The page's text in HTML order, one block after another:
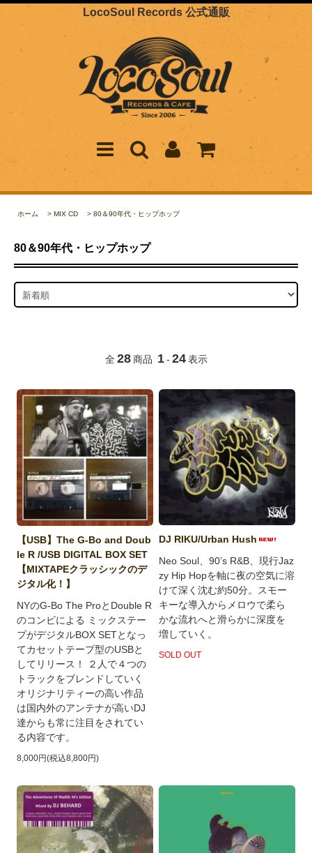
LocoSoul Records 公式通販
ホーム > MIX CD > 80＆90年代・ヒップホップ
80＆90年代・ヒップホップ
全 28 商品 1 - 24 表示
【USB】The G-Bo and Doub
le R /USB DIGITAL BOX SET
【MIXTAPEクラッシックのデ
ジタル化！】
NYのG-Bo The ProとDouble R
のコンビによる ミックステー
プがデジタルBOX SETとなっ
てカセットテープ型のUSBと
してリリース！ ２人で４つの
トラックをブレンドしていく
オリジナリティーの高い作品
は国内外のアンテナが高いDJ
達からも常に注目をされてい
る内容です。
8,000円(税込8,800円)
DJ RIKU/Urban Hush
Neo Soul、90’s R&B、現行Jaz
zy Hip Hopを軸に夜の空気に溶
けて深く沈む約50分。スモー
キーな導入からメロウで柔ら
かな流れへと滑らかに深度を
増していく。
SOLD OUT